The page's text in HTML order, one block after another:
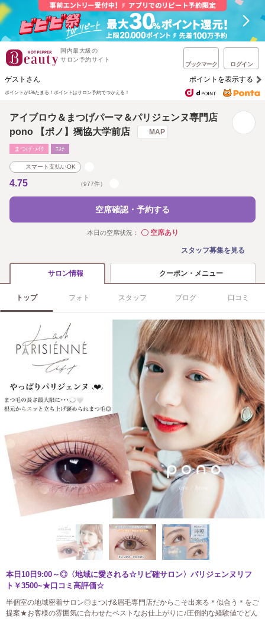
国内最大級の
サロン予約サイト
ブックマーク ログイン
ゲストさん ポイントを表示する
ポイントが1%たまる！ ポイントはサロン予約でつかえる！
アイブロウ＆まつげパーマ＆パリジェンヌ専門店
pono 【ポノ】獨協大学前店
MAP
まつげ･ﾒｲｸ ｴｽﾃ
スマート支払いOK
4.75 （977件）
空席確認・予約する
本日の空席状況： ◯空席あり
スタッフ募集を見る
サロン情報 クーポン・メニュー
トップ フォト スタッフ ブログ 口コミ
本日10日9:00～◎〈地域に愛される☆リピ確サロン〉パリジェンヌリフ
ト￥3500~★口コミ高評価☆
半個室の地域密着サロン◎まつげ&眉毛専門店だからこそ出来る＊似合う＊をご
提案★お客様の雰囲気に合わせたベストなお仕上がりに♪圧倒的な経験値でどん